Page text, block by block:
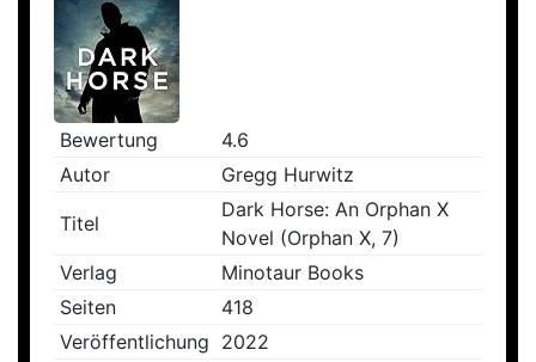
Bewertung
4.6
Autor
Gregg Hurwitz
Titel
Dark Horse: An Orphan X
Novel (Orphan X, 7)
Verlag
Minotaur Books
Seiten
418
Veröffentlichung 2022